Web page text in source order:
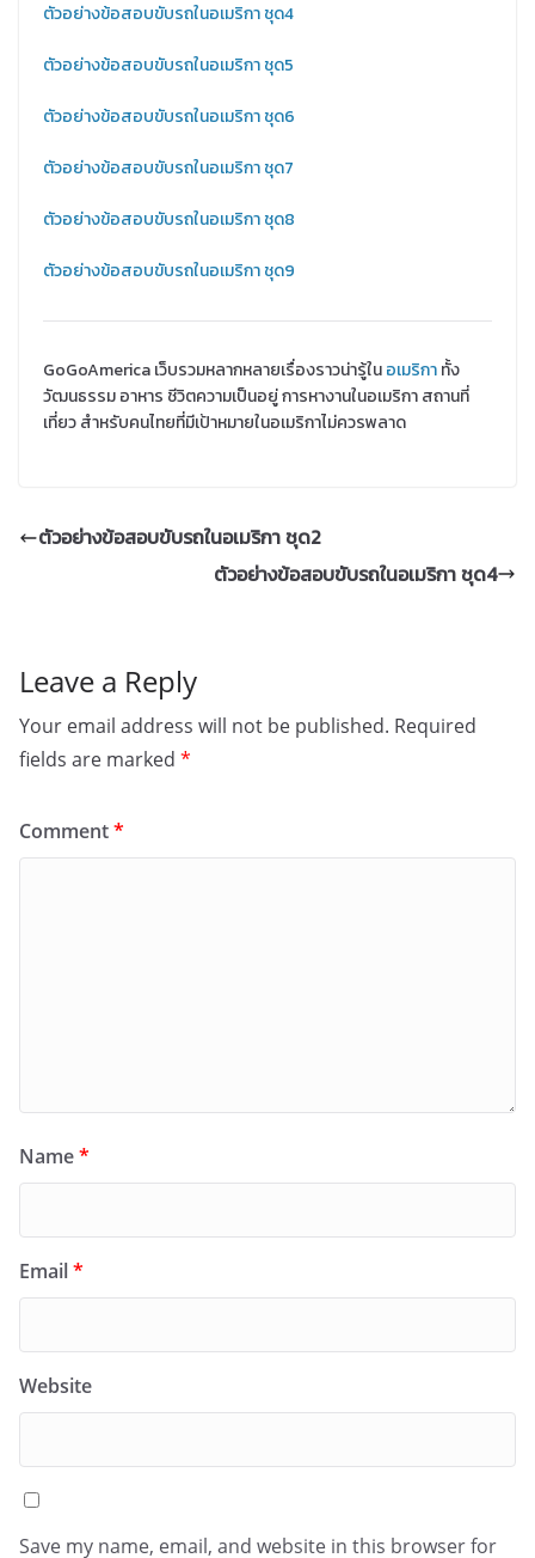
ตัวอย่างข้อสอบขับรถในอเมริกา ชุด4
ตัวอย่างข้อสอบขับรถในอเมริกา ชุด5
ตัวอย่างข้อสอบขับรถในอเมริกา ชุด6
ตัวอย่างข้อสอบขับรถในอเมริกา ชุด7
ตัวอย่างข้อสอบขับรถในอเมริกา ชุด8
ตัวอย่างข้อสอบขับรถในอเมริกา ชุด9
GoGoAmerica เว็บรวมหลากหลายเรื่องราวน่ารู้ในอเมริกาทั้ง
วัฒนธรรม อาหาร ชีวิตความเป็นอยู่ การหางานในอเมริกา สถานที่
เที่ยว สำหรับคนไทยที่มีเป้าหมายในอเมริกาไม่ควรพลาด
ตัวอย่างข้อสอบขับรถในอเมริกา ชุด2
ตัวอย่างข้อสอบขับรถในอเมริกา ชุด4
Leave a Reply
Your email address will not be published. Required
fields are marked *
Comment*
Name*
Email*
Website
Save my name, email, and website in this browser for